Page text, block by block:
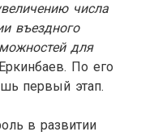
числа
въездного
для
По его
первый этап.
в развитии